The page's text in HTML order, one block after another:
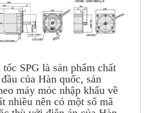
SPG là sản phẩm chất
của Hàn quốc, sản
máy móc nhập khẩu về